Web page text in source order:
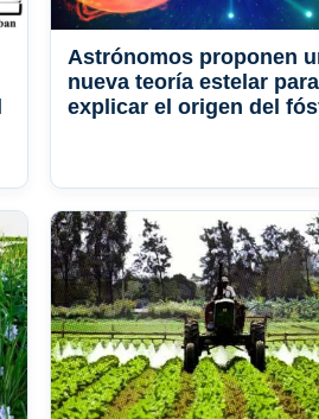
Astrónomos proponen
nueva teoría estelar para
explicar el origen del